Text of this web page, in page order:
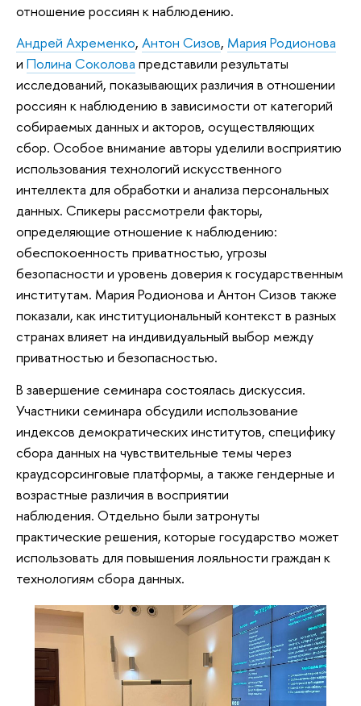
отношение россиян к наблюдению.
Андрей Ахременко, Антон Сизов, Мария Родионова
и Полина Соколова представили результаты
исследований, показывающих различия в отношении
россиян к наблюдению в зависимости от категорий
собираемых данных и акторов, осуществляющих
сбор. Особое внимание авторы уделили восприятию
использования технологий искусственного
интеллекта для обработки и анализа персональных
данных. Спикеры рассмотрели факторы,
определяющие отношение к наблюдению:
обеспокоенность приватностью, угрозы
безопасности и уровень доверия к государственным
институтам. Мария Родионова и Антон Сизов также
показали, как институциональный контекст в разных
странах влияет на индивидуальный выбор между
приватностью и безопасностью.
В завершение семинара состоялась дискуссия.
Участники семинара обсудили использование
индексов демократических институтов, специфику
сбора данных на чувствительные темы через
краудсорсинговые платформы, а также гендерные и
возрастные различия в восприятии
наблюдения. Отдельно были затронуты
практические решения, которые государство может
использовать для повышения лояльности граждан к
технологиям сбора данных.